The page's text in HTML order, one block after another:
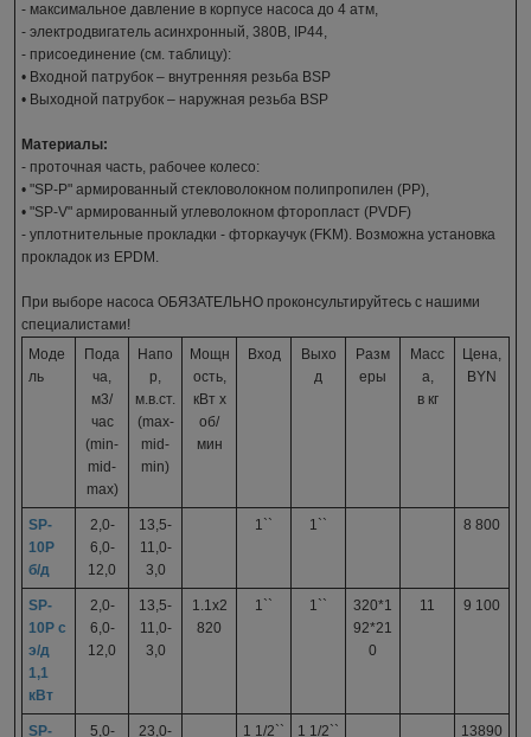
- максимальное давление в корпусе насоса до 4 атм,
- электродвигатель асинхронный, 380В, IP44,
- присоединение (см. таблицу):
• Входной патрубок – внутренняя резьба BSP
• Выходной патрубок – наружная резьба BSP
Материалы:
- проточная часть, рабочее колесо:
• "SP-P" армированный стекловолокном полипропилен (PP),
• "SP-V" армированный углеволокном фторопласт (PVDF)
- уплотнительные прокладки - фторкаучук (FKM). Возможна установка
прокладок из EPDM.
При выборе насоса ОБЯЗАТЕЛЬНО проконсультируйтесь с нашими
специалистами!
Моде
ль
Пода
ча,
м3/
час
(min-
mid-
max)
Напо
р,
м.в.ст.
(max-
mid-
min)
Мощн
ость,
кВт x
об/
мин
Вход
Выхо
д
Разм
еры
Масс
а,
в кг
Цена,
BYN
SP-
10P
б/д
2,0-
6,0-
12,0
13,5-
11,0-
3,0
1`` 1`` 8 800
SP-
10P с
э/д
1,1
кВт
2,0-
6,0-
12,0
13,5-
11,0-
3,0
1.1x2
820
1`` 1``
320*1
92*21
0
11 9 100
SP-
5,0-
23,0-
1 1/2`` 1 1/2`` 13890